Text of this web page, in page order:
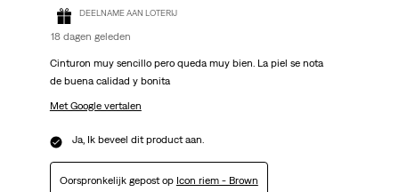
DEELNAME AAN LOTERIJ
18 dagen geleden
Cinturon muy sencillo pero queda muy bien. La piel se nota
de buena calidad y bonita
Met Google vertalen
Ja, Ik beveel dit product aan.
Oorspronkelijk gepost op Icon riem - Brown